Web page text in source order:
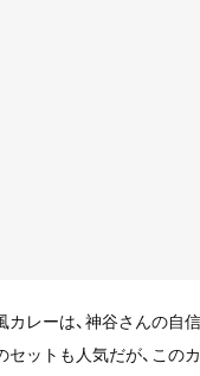
レーは、神谷さんの自信
セットも人気だが、この